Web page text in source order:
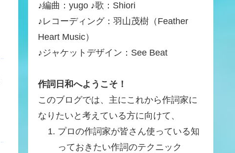
♪編曲：yugo ♪歌：Shiori
♪レコーディング：羽山茂樹（Feather
Heart Music）
♪ジャケットデザイン：See Beat
作詞日和へようこそ！
このブログでは、主にこれから作詞家に
なりたいと考えている方に向けて、
プロの作詞家が皆さん使っている知
っておきたい作詞のテクニック